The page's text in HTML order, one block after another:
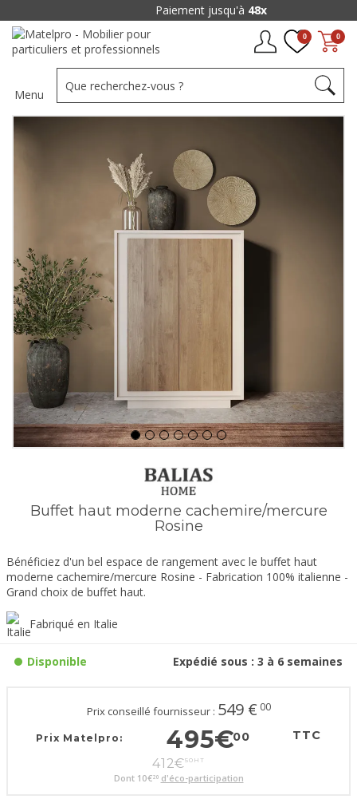
0
0
Menu
Buffet haut moderne cachemire/mercure
Rosine
Bénéficiez d'un bel espace de rangement avec le buffet haut
moderne cachemire/mercure Rosine - Fabrication 100% italienne -
Grand choix de buffet haut.
Fabriqué en Italie
Disponible Expédié sous : 3 à 6 semaines
Prix conseillé fournisseur : 549 € 00
Prix Matelpro: 495€00 TTC
412€50 HT
Dont 10€20 d'éco-participation
Paiement jusqu'à48x